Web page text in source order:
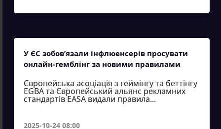
У ЄС зобов’язали інфлюенсерів просувати
онлайн-гемблінг за новими правилами
Європейська асоціація з геймінгу та беттінгу
EGBA та Європейський альянс рекламних
стандартів EASA видали правила...
2025-10-24 08:00